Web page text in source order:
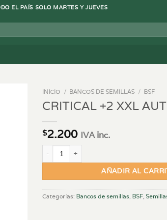
EL PAÍS SOLO MARTES Y JUEVES
INICIO / BANCOS DE SEMILLAS / BSF
CRITICAL +2 XXL
$2.200 IVA inc.
AÑADIR AL
Categorías: Bancos de semillas BSF